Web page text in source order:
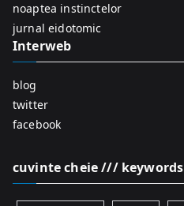
noaptea instinctelor
jurnal eidotomic
Interweb
blog
twitter
facebook
cuvinte cheie /// keywords